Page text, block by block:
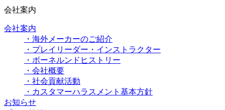
会社案内
会社案内
・海外メーカーのご紹介
・プレイリーダー・インストラクター
・ボーネルンドヒストリー
・会社概要
・社会貢献活動
・カスタマーハラスメント基本方針
お知らせ